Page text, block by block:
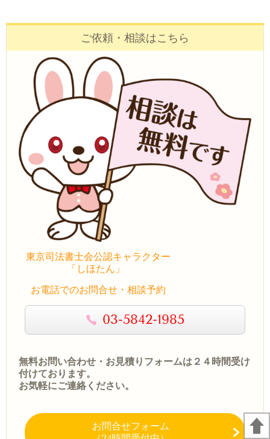
ご依頼・相談はこちら
東京司法書士会公認キャラクター
「しほたん」
お電話でのお問合せ・相談予約
03-5842-1985
無料お問い合わせ・お見積りフォームは２４時間受け
付けております。
お気軽にご連絡ください。
お問合せフォーム